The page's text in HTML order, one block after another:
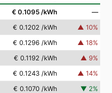
€ 0.1095 /kWh
—
€ 0.1202 /kWh ▲ 10%
€ 0.1296 /kWh ▲ 18%
€ 0.1192 /kWh ▲ 9%
€ 0.1243 /kWh ▲ 14%
€ 0.1070 /kWh ▼ 2%